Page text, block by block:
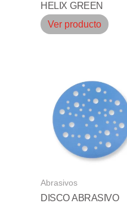
HELIX GREEN
Ver producto
Abrasivos
DISCO ABRASIVO